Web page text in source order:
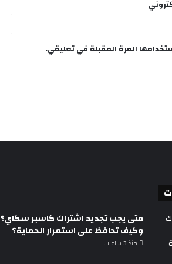
المرة المقبلة في تعليقي.
متى يجب تجديد اشتراك كاسبر سكاي؟
وكيف تحافظ على استمرار الحماية؟
منذ 3 ساعات